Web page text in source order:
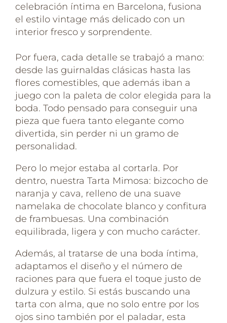
celebración íntima en Barcelona, fusiona
el estilo vintage más delicado con un
interior fresco y sorprendente.
Por fuera, cada detalle se trabajó a mano:
desde las guirnaldas clásicas hasta las
flores comestibles, que además iban a
juego con la paleta de color elegida para la
boda. Todo pensado para conseguir una
pieza que fuera tanto elegante como
divertida, sin perder ni un gramo de
personalidad.
Pero lo mejor estaba al cortarla. Por
dentro, nuestra Tarta Mimosa: bizcocho de
naranja y cava, relleno de una suave
namelaka de chocolate blanco y confitura
de frambuesas. Una combinación
equilibrada, ligera y con mucho carácter.
Además, al tratarse de una boda íntima,
adaptamos el diseño y el número de
raciones para que fuera el toque justo de
dulzura y estilo. Si estás buscando una
tarta con alma, que no solo entre por los
ojos sino también por el paladar, esta